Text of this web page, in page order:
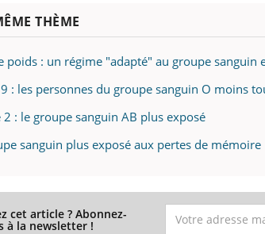
THÈME
poids : un régime "adapté" au groupe sanguin
: les personnes du groupe sanguin O moins
2 : le groupe sanguin AB plus exposé
sanguin plus exposé aux pertes de mémoire
cet article ? Abonnez-
à la newsletter !
diabète de type 2
chez les
rythme de vie ! Vacances,
sont ...